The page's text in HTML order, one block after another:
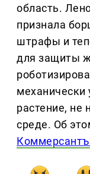
область.
признала
штрафы и
для защиты
механически
растение,
среде. Об